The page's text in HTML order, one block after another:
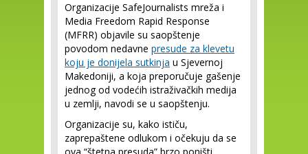
Organizacije SafeJournalists mreža i
Media Freedom Rapid Response
(MFRR) objavile su saopštenje
povodom nedavne presude za klevetu
koju je donijela sutkinja u Sjevernoj
Makedoniji, a koja preporučuje gašenje
jednog od vodećih istraživačkih medija
u zemlji, navodi se u saopštenju.
Organizacije su, kako ističu,
zaprepaštene odlukom i očekuju da se